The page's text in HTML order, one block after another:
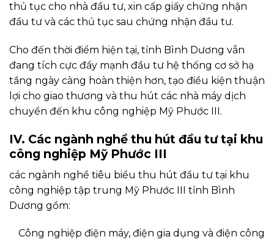
thủ tục cho nhà đầu tư, xin cấp giấy chứng nhận
đầu tư và các thủ tục sau chứng nhận đầu tư.
Cho đến thời điểm hiện tại, tỉnh Bình Dương vẫn
đang tích cực đẩy mạnh đầu tư hệ thống cơ sở hạ
tầng ngày càng hoàn thiện hơn, tạo điều kiện thuận
lợi cho giao thương và thu hút các nhà máy dịch
chuyển đến khu công nghiệp Mỹ Phước III.
IV. Các ngành nghề thu hút đầu tư tại khu
công nghiệp Mỹ Phước III
các ngành nghề tiêu biểu thu hút đầu tư tại khu
công nghiệp tập trung Mỹ Phước III tỉnh Bình
Dương gồm:
Công nghiệp điện máy, điện gia dụng và điện công